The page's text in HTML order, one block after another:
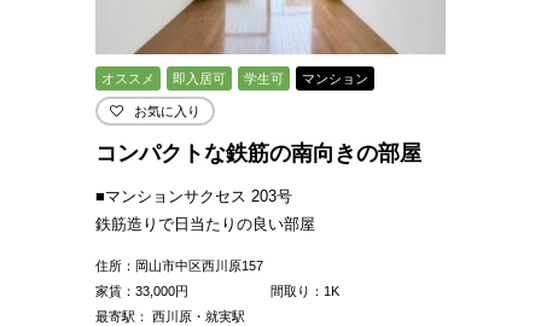
オススメ 即入居可 学生可 マンション
お気に入り
コンパクトな鉄筋の南向きの部屋
■マンションサクセス 203号
鉄筋造りで日当たりの良い部屋
住所：岡山市中区西川原157
家賃： 33,000円
間取り：1K
最寄駅： 西川原・就実駅